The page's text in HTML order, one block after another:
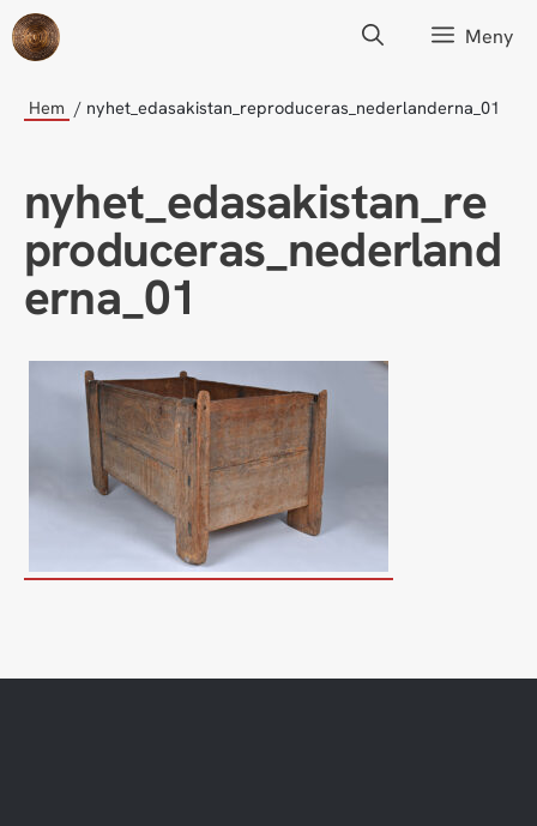
Hoppa
till
Meny
Hem nyhet_edasakistan_reproduceras_nederlanderna_01
nyhet_edasakistan_re
produceras_nederland
erna_01